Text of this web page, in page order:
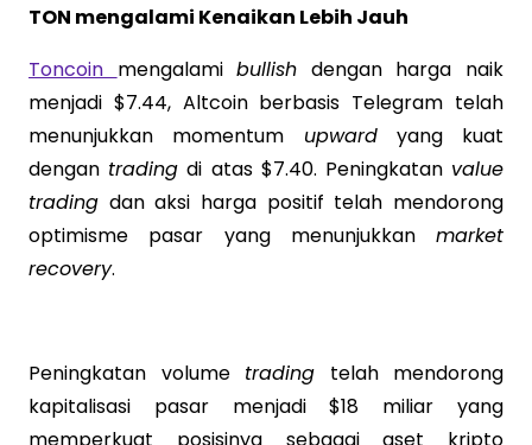
TON mengalami Kenaikan Lebih Jauh
Toncoin mengalamibullish dengan harga naik
menjadi $7.44, Altcoin berbasis Telegram telah
menunjukkan momentum upwardyang kuat
dengan trading di atas $7.40. Peningkatan value
trading dan aksi harga positif telah mendorong
optimisme pasar yang menunjukkan market
recovery.
Peningkatan volume trading telah mendorong
kapitalisasi pasar menjadi $18 miliar yang